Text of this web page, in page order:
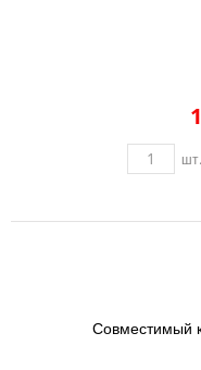
шт.
Совместимый